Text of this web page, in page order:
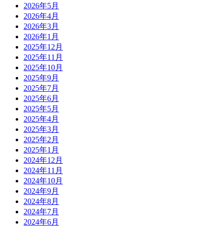
2026年5月
2026年4月
2026年3月
2026年1月
2025年12月
2025年11月
2025年10月
2025年9月
2025年7月
2025年6月
2025年5月
2025年4月
2025年3月
2025年2月
2025年1月
2024年12月
2024年11月
2024年10月
2024年9月
2024年8月
2024年7月
2024年6月